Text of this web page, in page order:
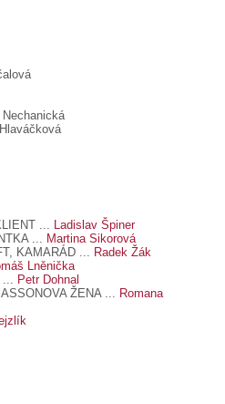
Ladislav Špiner
Martina Sikorová
KAMARÁD
Radek Žák
Lněnička
Petr Dohnal
ŽENA
Romana